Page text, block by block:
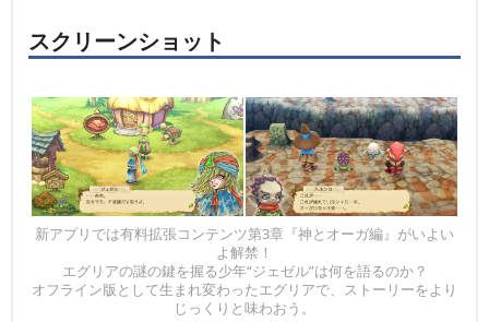
スクリーンショット
新アプリでは有料拡張コンテンツ第3章『神とオーガ編』がいよい
よ解禁！
エグリアの謎の鍵を握る少年“ジェゼル”は何を語るのか？
オフライン版として生まれ変わったエグリアで、ストーリーをより
じっくりと味わおう。